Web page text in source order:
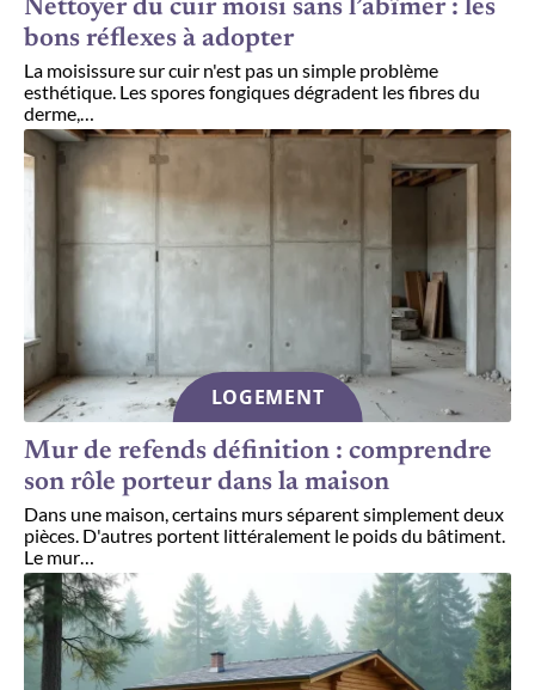
Nettoyer du cuir moisi sans l’abîmer : les
bons réflexes à adopter
La moisissure sur cuir n'est pas un simple problème
esthétique. Les spores fongiques dégradent les fibres du
derme,…
LOGEMENT
Mur de refends définition : comprendre
son rôle porteur dans la maison
Dans une maison, certains murs séparent simplement deux
pièces. D'autres portent littéralement le poids du bâtiment.
Le mur…